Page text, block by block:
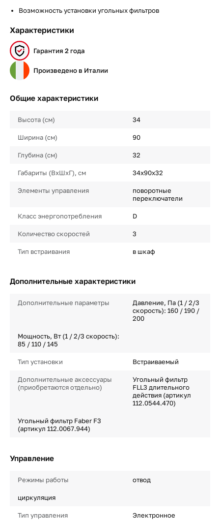
Возможность установки угольных фильтров
Характеристики
Гарантия 2 года
Произведено в Италии
Общие характеристики
Высота (см) 34
Ширина (см) 90
Глубина (см) 32
Габариты (ВхШхГ), см 34х90х32
Элементы управления
поворотные
переключатели
Класс энергопотребления D
Количество скоростей 3
Тип встраивания в шкаф
Дополнительные характеристики
Дополнительные параметры
Давление, Па (1 / 2/3
скорость): 160 / 190 /
200
Мощность, Вт (1 / 2/3 скорость):
85 / 110 / 145
Тип установки Встраиваемый
Дополнительные аксессуары
(приобретаются отдельно)
Угольный фильтр
FLL3 длительного
действия (артикул
112.0544.470)
Угольный фильтр Faber F3
(артикул 112.0067.944)
Управление
Режимы работы отвод
циркуляция
Тип управления Электронное